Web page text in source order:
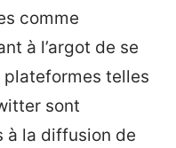
comme
à l’argot de se
telles
sont
à la diffusion de